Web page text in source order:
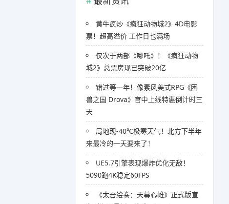
黄牛疯炒《疯狂动物城2》4D电影
票！超高溢价 工作日也满场
仅次于两部《哪吒》！《疯狂动物
城2》总票房现已突破20亿
错过等一年！像素风美式RPG《困
兽之国 Drova》官中上线特惠倒计时三
天
局地现-40℃极寒天气！北方下半年
来最冷的一天要来了！
UE5.7引擎表现爆炸优化无敌！
5090跑4K稳定60FPS
《太吾绘卷：天幕心帷》正式版宣